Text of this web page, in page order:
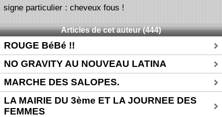
signe particulier : cheveux fous !
Articles de cet auteur (444)
ROUGE BéBé !!
NO GRAVITY AU NOUVEAU LATINA
MARCHE DES SALOPES.
LA MAIRIE DU 3ème ET LA JOURNEE DES
FEMMES